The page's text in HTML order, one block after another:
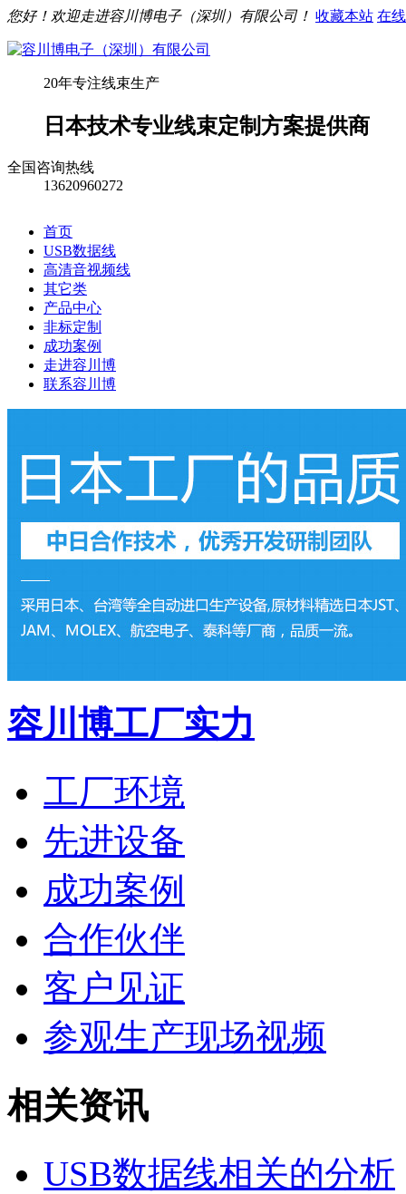
您好！欢迎走进容川博电子（深圳）有限公司！ 收藏本站 在
20年专注线束生产
日本技术专业线束定制方案提供商
全国咨询热线
13620960272
首页
USB数据线
高清音视频线
其它类
产品中心
非标定制
成功案例
走进容川博
联系容川博
容川博工厂实力
工厂环境
先进设备
成功案例
合作伙伴
客户见证
参观生产现场视频
相关资讯
USB数据线相关的分析